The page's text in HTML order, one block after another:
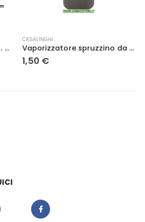
Spazzolone industriale cm. 60
CASALINGHI
Vaporizzatore spruzzino da 1 lt.
1,50 €